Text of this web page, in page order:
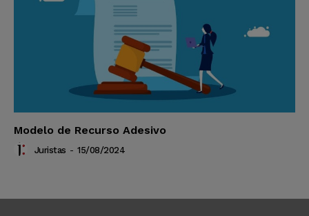
Modelo de Recurso Adesivo
Juristas - 15/08/2024